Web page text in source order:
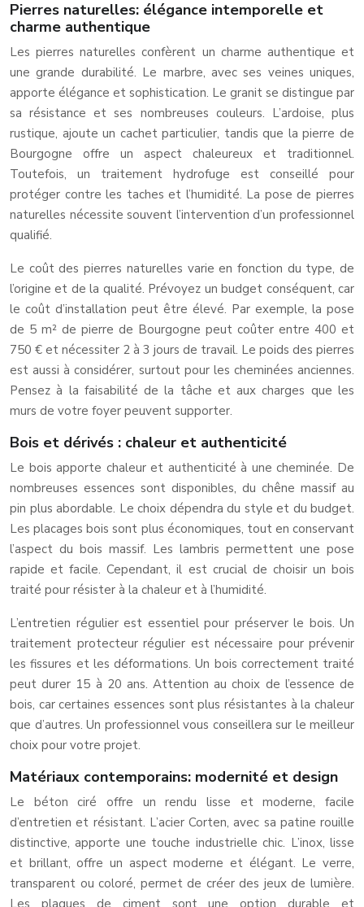
Pierres naturelles: élégance intemporelle et
charme authentique
Les pierres naturelles confèrent un charme authentique et
une grande durabilité. Le marbre, avec ses veines uniques,
apporte élégance et sophistication. Le granit se distingue par
sa résistance et ses nombreuses couleurs. L’ardoise, plus
rustique, ajoute un cachet particulier, tandis que la pierre de
Bourgogne offre un aspect chaleureux et traditionnel.
Toutefois, un traitement hydrofuge est conseillé pour
protéger contre les taches et l’humidité. La pose de pierres
naturelles nécessite souvent l’intervention d’un professionnel
qualifié.
Le coût des pierres naturelles varie en fonction du type, de
l’origine et de la qualité. Prévoyez un budget conséquent, car
le coût d’installation peut être élevé. Par exemple, la pose
de 5 m² de pierre de Bourgogne peut coûter entre 400 et
750 € et nécessiter 2 à 3 jours de travail. Le poids des pierres
est aussi à considérer, surtout pour les cheminées anciennes.
Pensez à la faisabilité de la tâche et aux charges que les
murs de votre foyer peuvent supporter.
Bois et dérivés : chaleur et authenticité
Le bois apporte chaleur et authenticité à une cheminée. De
nombreuses essences sont disponibles, du chêne massif au
pin plus abordable. Le choix dépendra du style et du budget.
Les placages bois sont plus économiques, tout en conservant
l’aspect du bois massif. Les lambris permettent une pose
rapide et facile. Cependant, il est crucial de choisir un bois
traité pour résister à la chaleur et à l’humidité.
L’entretien régulier est essentiel pour préserver le bois. Un
traitement protecteur régulier est nécessaire pour prévenir
les fissures et les déformations. Un bois correctement traité
peut durer 15 à 20 ans. Attention au choix de l’essence de
bois, car certaines essences sont plus résistantes à la chaleur
que d’autres. Un professionnel vous conseillera sur le meilleur
choix pour votre projet.
Matériaux contemporains: modernité et design
Le béton ciré offre un rendu lisse et moderne, facile
d’entretien et résistant. L’acier Corten, avec sa patine rouille
distinctive, apporte une touche industrielle chic. L’inox, lisse
et brillant, offre un aspect moderne et élégant. Le verre,
transparent ou coloré, permet de créer des jeux de lumière.
Les plaques de ciment sont une option durable et